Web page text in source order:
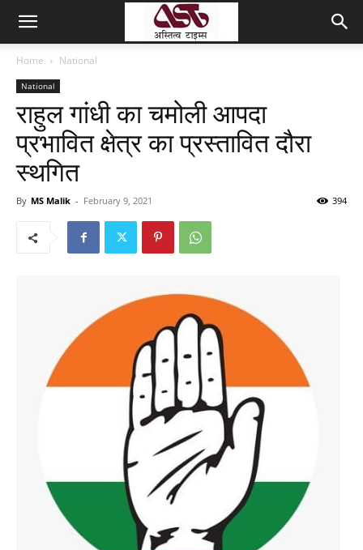
Home National
National
राहुल गांधी का चमोली आपदा
प्रभावित क्षेत्र का प्रस्तावित दौरा
स्थगित
By MS Malik - February 9, 2021 394